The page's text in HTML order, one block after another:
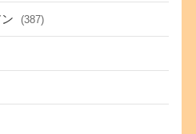
(387)